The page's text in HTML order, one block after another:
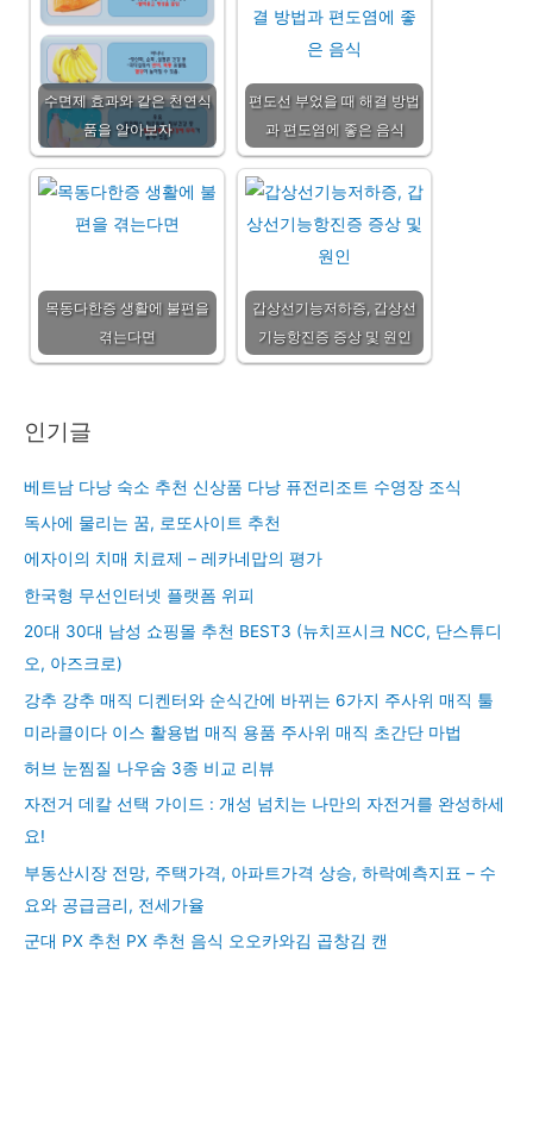
수면제 효과와 같은 천연식
품을 알아보자
편도선 부었을 때 해결 방법
과 편도염에 좋은 음식
목동다한증 생활에 불편을
겪는다면
갑상선기능저하증, 갑상선
기능항진증 증상 및 원인
인기글
베트남 다낭 숙소 추천 신상품 다낭 퓨전리조트 수영장 조식
독사에 물리는 꿈, 로또사이트 추천
에자이의 치매 치료제 – 레카네맙의 평가
한국형 무선인터넷 플랫폼 위피
20대 30대 남성 쇼핑몰 추천 BEST3 (뉴치프시크 NCC, 단스튜디
오, 아즈크로)
강추 강추 매직 디켄터와 순식간에 바뀌는 6가지 주사위 매직 툴
미라클이다 이스 활용법 매직 용품 주사위 매직 초간단 마법
허브 눈찜질 나우숨 3종 비교 리뷰
자전거 데칼 선택 가이드 : 개성 넘치는 나만의 자전거를 완성하세
요!
부동산시장 전망, 주택가격, 아파트가격 상승, 하락예측지표 – 수
요와 공급금리, 전세가율
군대 PX 추천 PX 추천 음식 오오카와김 곱창김 캔